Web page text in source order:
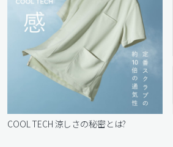
COOL TECH 涼しさの秘密とは?